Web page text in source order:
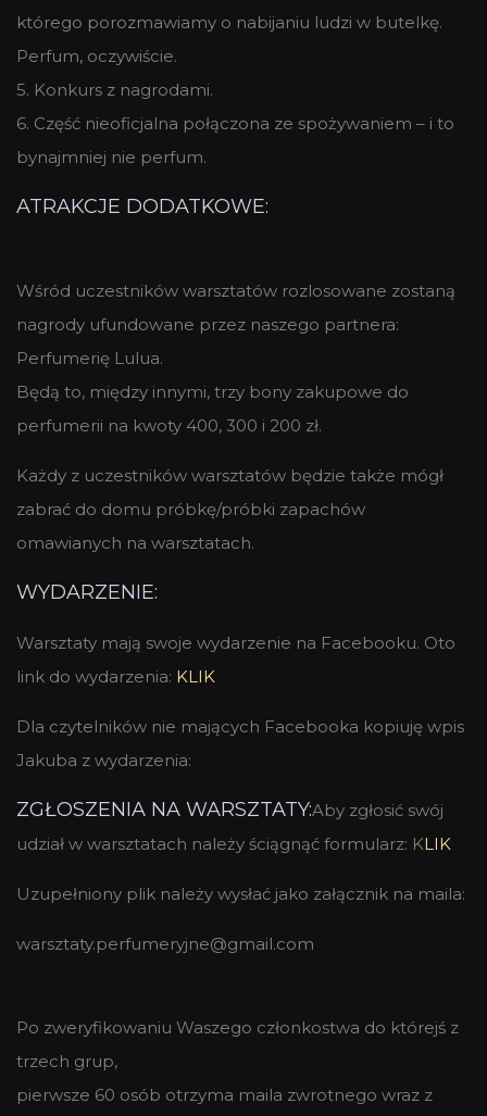
którego porozmawiamy o nabijaniu ludzi w butelkę.
Perfum, oczywiście.
5. Konkurs z nagrodami.
6. Część nieoficjalna połączona ze spożywaniem – i to
bynajmniej nie perfum.
ATRAKCJE DODATKOWE:
Wśród uczestników warsztatów rozlosowane zostaną
nagrody ufundowane przez naszego partnera:
Perfumerię Lulua.
Będą to, między innymi, trzy bony zakupowe do
perfumerii na kwoty 400, 300 i 200 zł.
Każdy z uczestników warsztatów będzie także mógł
zabrać do domu próbkę/próbki zapachów
omawianych na warsztatach.
WYDARZENIE:
Warsztaty mają swoje wydarzenie na Facebooku. Oto
link do wydarzenia: KLIK
Dla czytelników nie mających Facebooka kopiuję wpis
Jakuba z wydarzenia:
ZGŁOSZENIA NA WARSZTATY:Aby zgłosić swój
udział w warsztatach należy ściągnąć formularz: KLIK
Uzupełniony plik należy wysłać jako załącznik na maila:
warsztaty.perfumeryjne@gmail.com
Po zweryfikowaniu Waszego członkostwa do którejś z
trzech grup,
pierwsze 60 osób otrzyma maila zwrotnego wraz z